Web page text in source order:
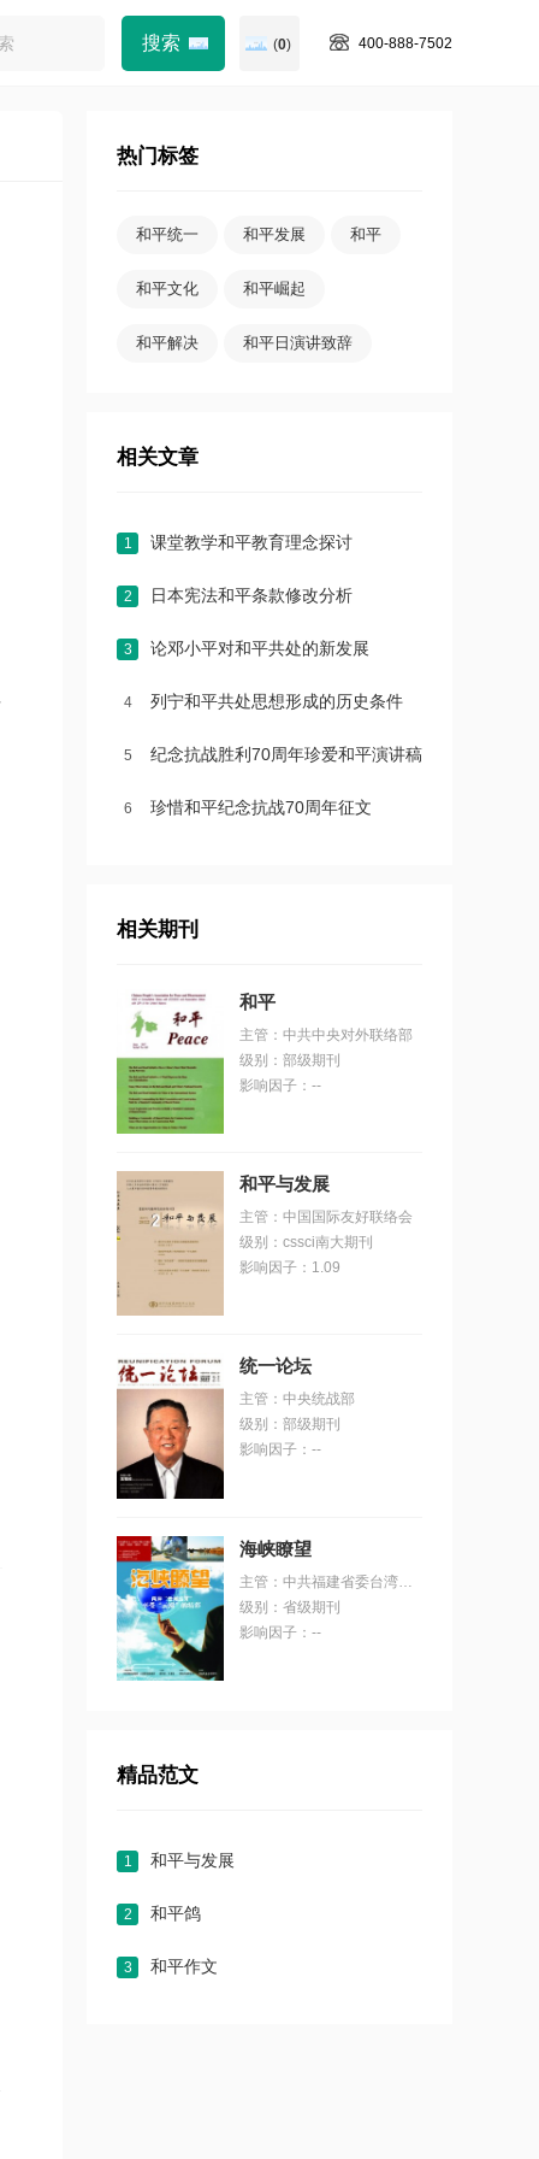
400-888-7502
(0)
热门标签
和平统一 和平发展 和平
和平文化 和平崛起
和平解决 和平日演讲致辞
相关文章
1 课堂教学和平教育理念探讨
2 日本宪法和平条款修改分析
3 论邓小平对和平共处的新发展
4 列宁和平共处思想形成的历史条件
5 纪念抗战胜利70周年珍爱和平演讲稿
6 珍惜和平纪念抗战70周年征文
相关期刊
和平
主管：中共中央对外联络部
级别：部级期刊
影响因子：--
和平与发展
主管：中国国际友好联络会
级别：cssci南大期刊
影响因子：1.09
统一论坛
主管：中央统战部
级别：部级期刊
影响因子：--
海峡瞭望
主管：中共福建省委台湾工作办公室;福建省人民政府台湾事
级别：省级期刊
影响因子：--
精品范文
1 和平与发展
2 和平鸽
3 和平作文